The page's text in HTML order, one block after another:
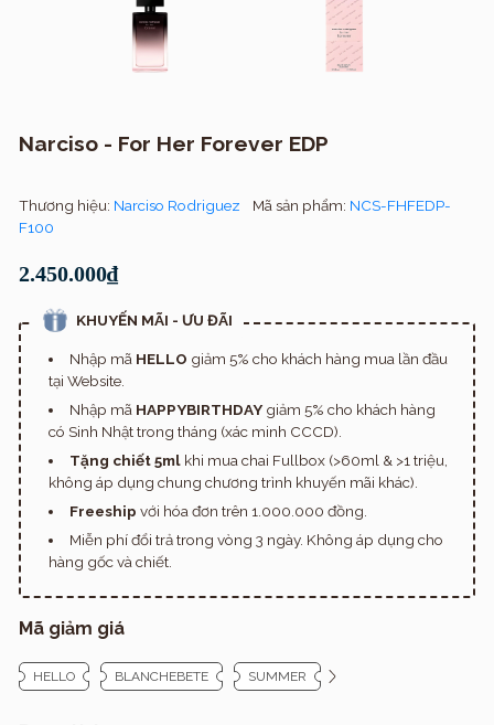
Narciso - For Her Forever EDP
Thương hiệu: Narciso Rodriguez Mã sản phẩm: NCS-FHFEDP-
F100
2.450.000₫
KHUYẾN MÃI - ƯU ĐÃI
Nhập mã HELLO giảm 5% cho khách hàng mua lần đầu
tại Website.
Nhập mã HAPPYBIRTHDAYgiảm 5% cho khách hàng
có Sinh Nhật trong tháng (xác minh CCCD).
Tặng chiết 5mlkhi mua chai Fullbox (>60ml & >1 triệu,
không áp dụng chung chương trình khuyến mãi khác).
Freeship với hóa đơn trên 1.000.000 đồng.
Miễn phí đổi trả trong vòng 3 ngày. Không áp dụng cho
hàng gốc và chiết.
Mã giảm giá
HELLO BLANCHEBETE SUMMER